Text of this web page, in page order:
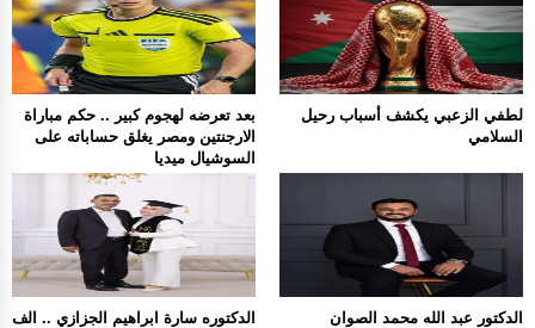
بعد تعرضه لهجوم كبير .. حكم مباراة
الارجنتين ومصر يغلق حساباته على
السوشيال ميديا
لطفي الزعبي يكشف أسباب رحيل
السلامي
الدكتوره سارة ابراهيم الجزازي .. الف
الدكتور عبد الله محمد الصوان